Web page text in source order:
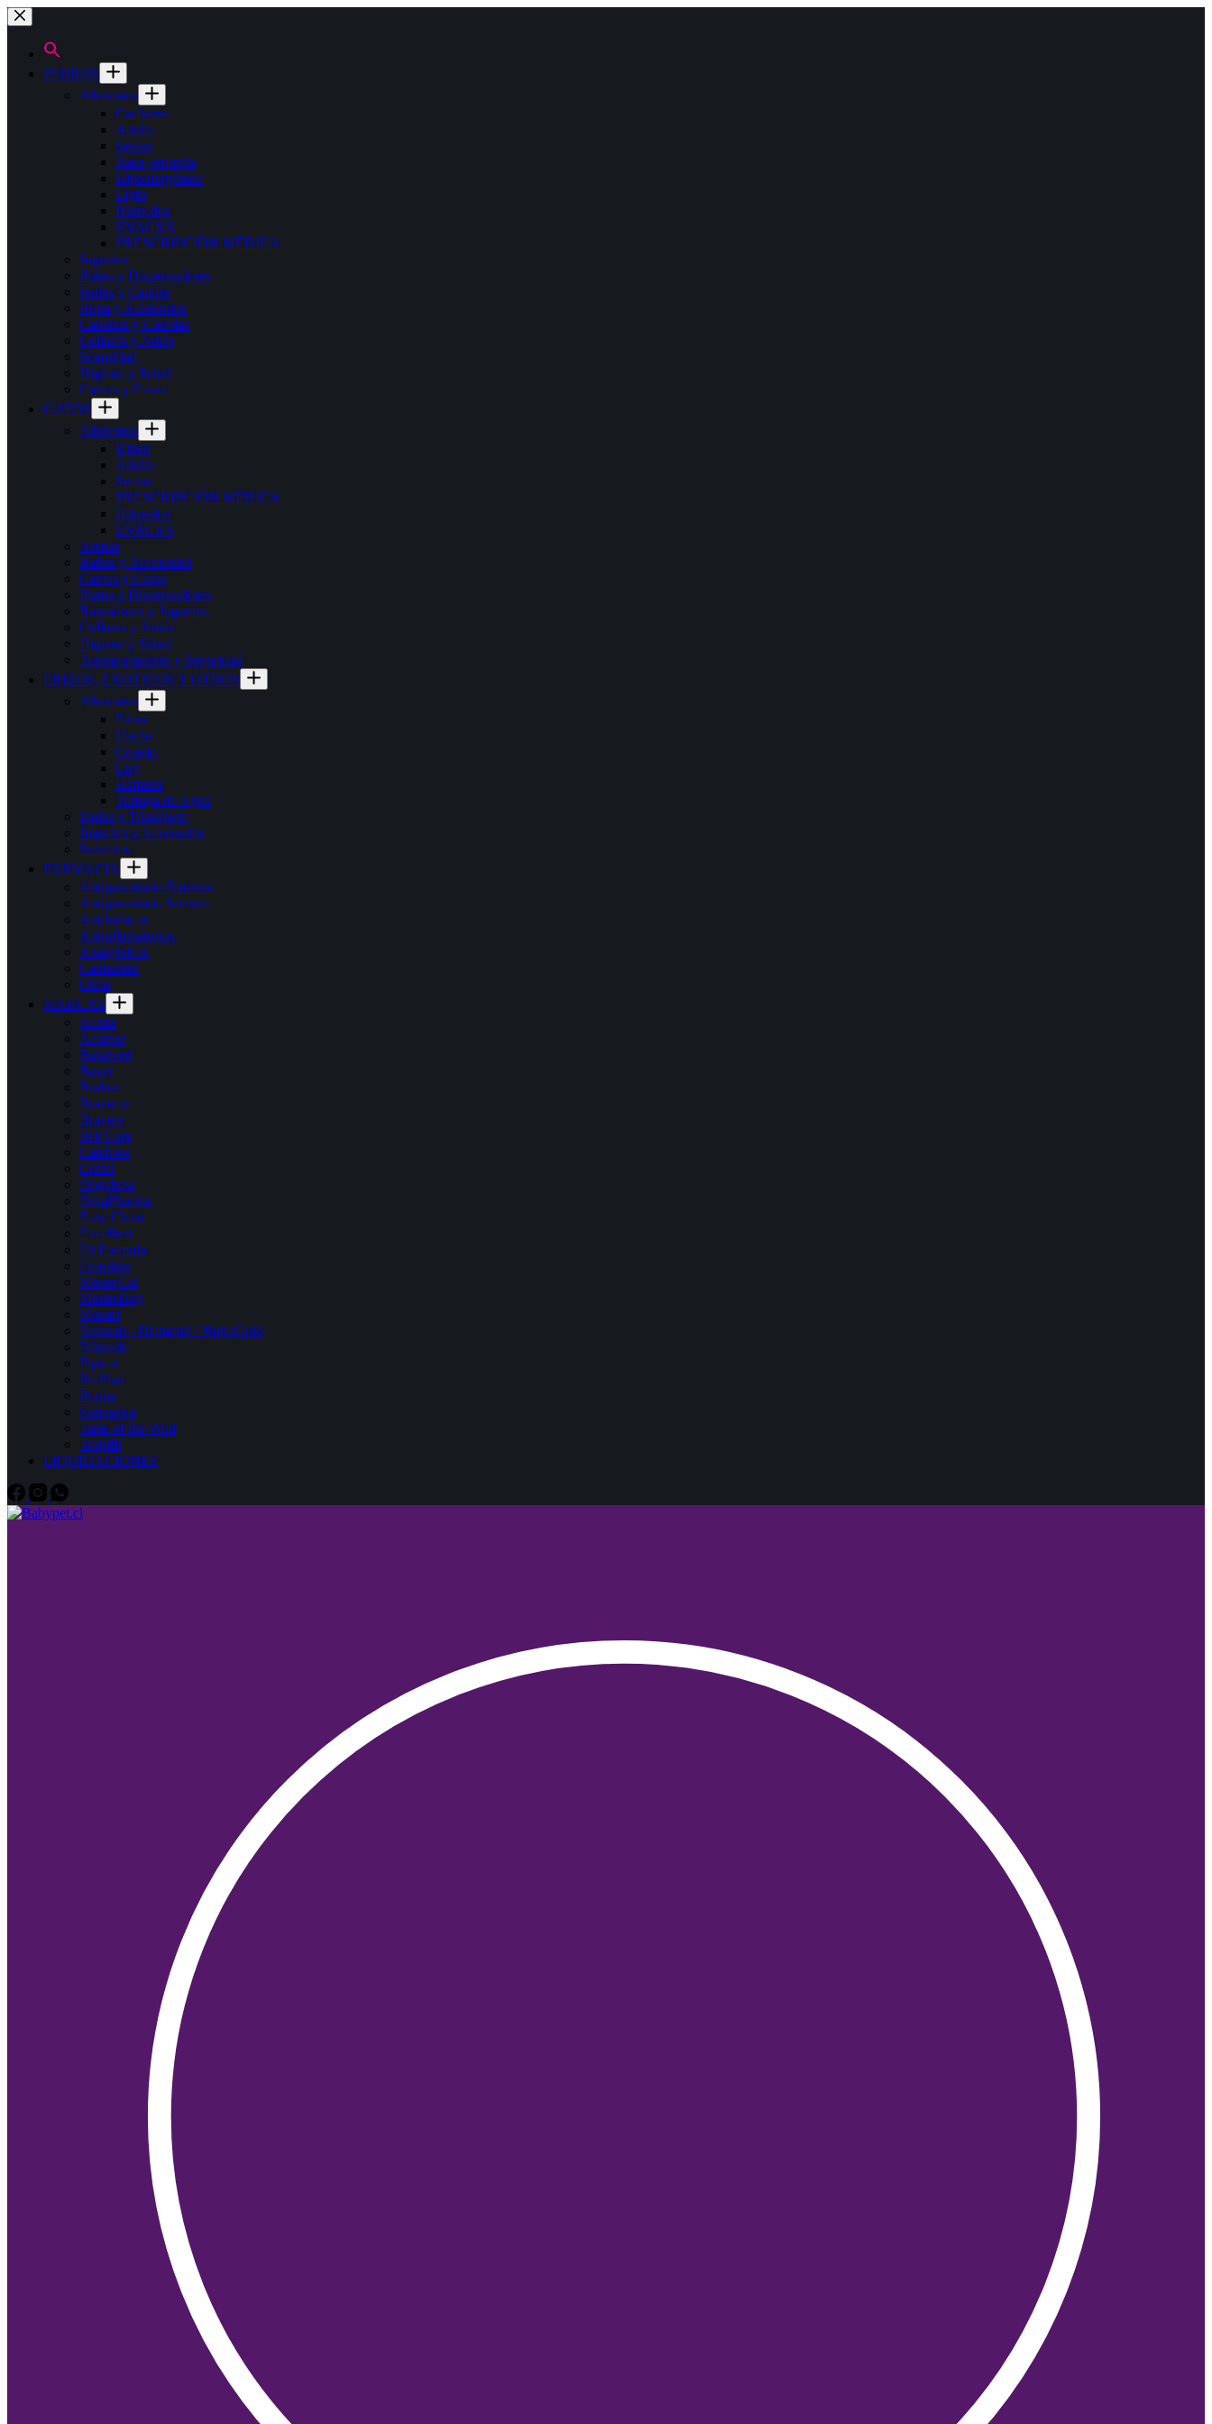
Saltar
al
contenido
PERROS
Alimentos
Cachorro
Adulto
Senior
Raza pequeña
Hipoalergénico
Light
Húmedos
SNACKS
PRESCRIPCIÓN MÉDICA
Juguetes
Platos y Dispensadores
Jaulas y Caniles
Ropa y Accesorios
Cadenas y Cuerdas
Collares y Arnés
Seguridad
Higiene y Salud
Camas y Casas
GATOS
Alimentos
Kitten
Adulto
Senior
PRESCRIPCIÓN MÉDICA
Húmedos
SNACKS
Arenas
Baños y Accesorios
Camas y Casas
Platos y Dispensadores
Rascadores y Juguetes
Collares y Arnés
Higiene y Salud
Transportadores y Seguridad
ERIZOS, EXOTICOS Y OTROS
Alimentos
Erizo
Hurón
Conejo
Cuy
Hamster
Tortuga de Agua
Jaulas y Transporte
Juguetes y Accesorios
Sustratos
FARMACIA
Antiparasitario Externo
Antiparasitario Interno
Antibióticos
Antinflamatorios
Analgésicos
Calmantes
Otros
MARCAS
Acana
Acomer
Balanced
Bayer
Bioline
Bravecto
Bravery
Brit Care
Catchow
Cremi
Dogchow
DragPharma
Easy Clean
Excellent
Fit Formula
Frontline
MasterCat
MasterDog
Mazuri
Naturals / Diamond / NutraGold
Nómade
Pipicat
ProPlan
Purina
Simparica
Taste of the Wild
Tropifit
LIQUIDACIONES